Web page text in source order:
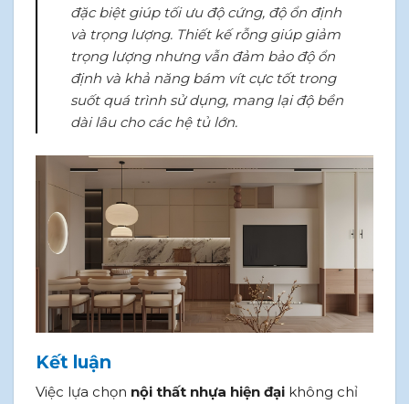
đặc biệt giúp tối ưu độ cứng, độ ổn định
và trọng lượng. Thiết kế rỗng giúp giảm
trọng lượng nhưng vẫn đảm bảo độ ổn
định và khả năng bám vít cực tốt trong
suốt quá trình sử dụng, mang lại độ bền
dài lâu cho các hệ tủ lớn.
Kết luận
Việc lựa chọn nội thất nhựa hiện đại không chỉ